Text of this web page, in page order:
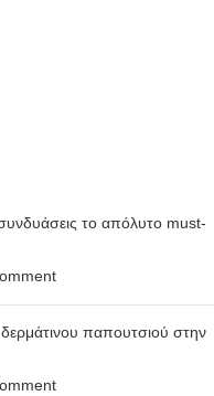
το απόλυτο must-
παπουτσιού στην